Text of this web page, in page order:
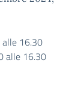
16.30
alle 16.30